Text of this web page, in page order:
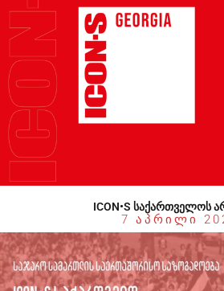
ICON•S ᲡᲐᲥᲐᲠᲗᲕᲔᲚᲝᲡ
7 ᲐᲞᲠᲘᲚᲘ